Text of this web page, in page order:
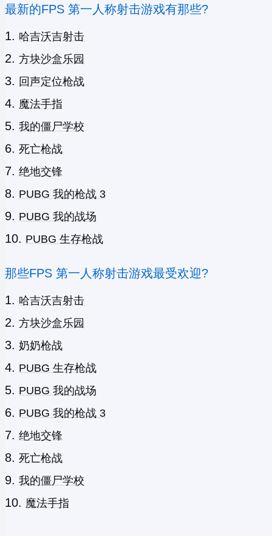
最新的FPS 第一人称射击游戏有那些?
哈吉沃吉射击
方块沙盒乐园
回声定位枪战
魔法手指
我的僵尸学校
死亡枪战
绝地交锋
PUBG 我的枪战 3
PUBG 我的战场
PUBG 生存枪战
那些FPS 第一人称射击游戏最受欢迎?
哈吉沃吉射击
方块沙盒乐园
奶奶枪战
PUBG 生存枪战
PUBG 我的战场
PUBG 我的枪战 3
绝地交锋
死亡枪战
我的僵尸学校
魔法手指